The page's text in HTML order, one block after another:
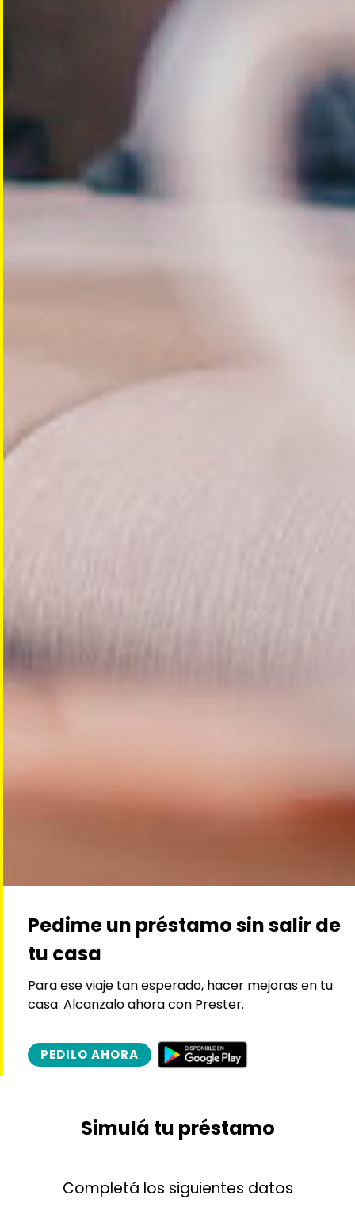
Pedime un préstamo sin salir de
tu casa
Para ese viaje tan esperado, hacer mejoras en tu
casa. Alcanzalo ahora con Prester.
PEDILO AHORA